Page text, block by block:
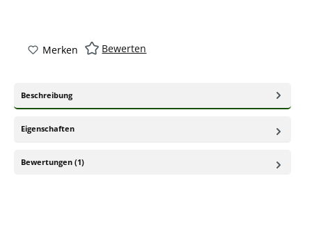
Merken Bewerten
Beschreibung
Eigenschaften
Bewertungen (1)